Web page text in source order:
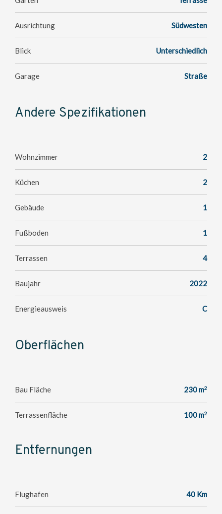
Ausrichtung Südwesten
Blick Unterschiedlich
Garage Straße
Andere Spezifikationen
Wohnzimmer 2
Küchen 2
Gebäude 1
Fußboden 1
Terrassen 4
Baujahr 2022
Energieausweis C
Oberflächen
Bau Fläche 230 m2
Terrassenfläche 100 m2
Entfernungen
Flughafen 40 Km